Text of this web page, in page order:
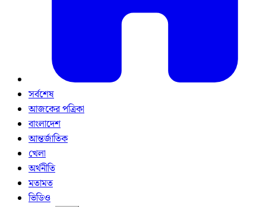
সর্বশেষ
আজকের পত্রিকা
বাংলাদেশ
আন্তর্জাতিক
খেলা
অর্থনীতি
মতামত
ভিডিও